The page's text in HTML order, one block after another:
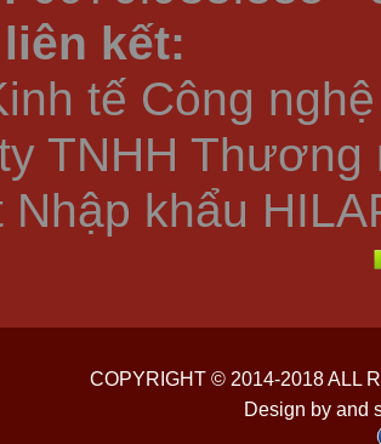
kết:
tế Công
TNHH Thương
Nhập khẩu
COPYRIGHT © 2014-2018 ALL
Design by and